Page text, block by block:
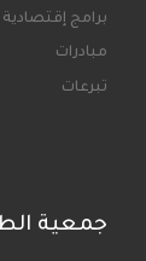
برامج إقتصادية
مبادرات
تبرعات
جمعية